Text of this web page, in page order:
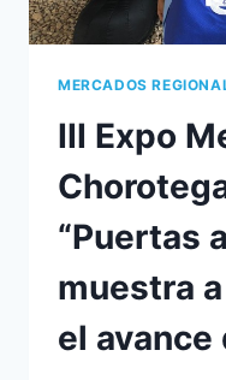
MERCADOS
III Expo
“Puertas
muestra
el avance